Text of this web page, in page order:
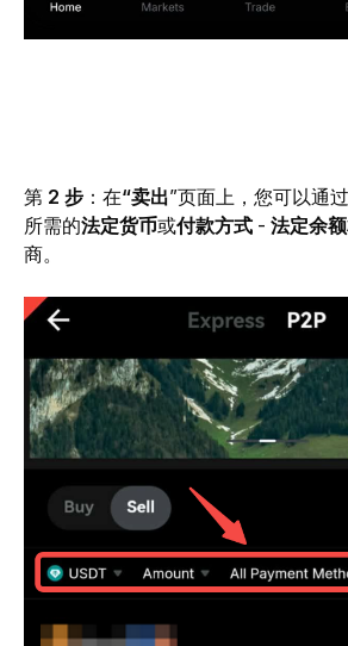
第 2 步 ：在“卖出”页面上，您可以通
所需的法定货币或付款方式 - 法定余额
商。